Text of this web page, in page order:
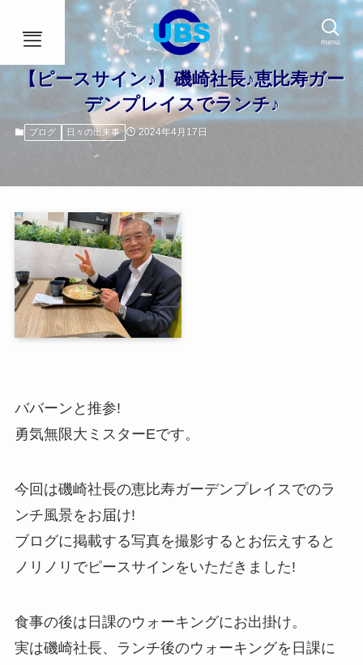
HOME
アクセス
ブログ
社員インタビュー
menu
【ピースサイン♪】磯崎社長♪恵比寿ガー
デンプレイスでランチ♪
ブログ 日々の出来事 2024年4月17日
ババーンと推参!
勇気無限大ミスターEです。
今回は磯崎社長の恵比寿ガーデンプレイスでのラ
ンチ風景をお届け!
ブログに掲載する写真を撮影するとお伝えすると
ノリノリでピースサインをいただきました!
食事の後は日課のウォーキングにお出掛け。
実は磯崎社長、ランチ後のウォーキングを日課に